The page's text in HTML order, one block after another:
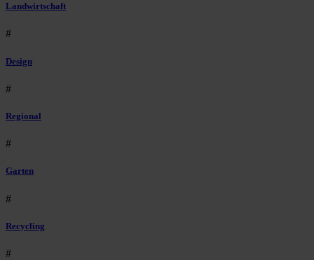
Landwirtschaft
#
Design
#
Regional
#
Garten
#
Recycling
#